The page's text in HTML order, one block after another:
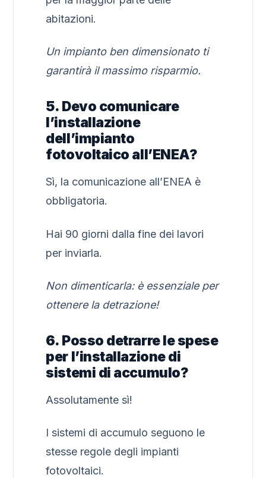
abitazioni.
Un impianto ben dimensionato ti
garantirà il massimo risparmio.
5. Devo comunicare
l’installazione
dell’impianto
fotovoltaico all’ENEA?
Sì, la comunicazione all’ENEA è
obbligatoria.
Hai 90 giorni dalla fine dei lavori
per inviarla.
Non dimenticarla: è essenziale per
ottenere la detrazione!
6. Posso detrarre le spese
per l’installazione di
sistemi di accumulo?
Assolutamente sì!
I sistemi di accumulo seguono le
stesse regole degli impianti
fotovoltaici.